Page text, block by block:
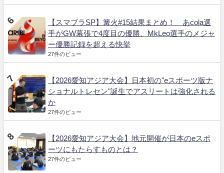
【スマブラSP】篝火#15結果まとめ！ あcola選
手がGW幕張で4度目の優勝、MkLeo選手のメジャ
ー優勝記録を超える快挙
27件のビュー
【2026愛知アジア大会】日本初の"eスポーツ版ナ
ショナルトレセン"誕生でアスリートは強化される
か
27件のビュー
【2026愛知アジア大会】地元開催が日本のeスポ
ーツにもたらすものとは？
27件のビュー